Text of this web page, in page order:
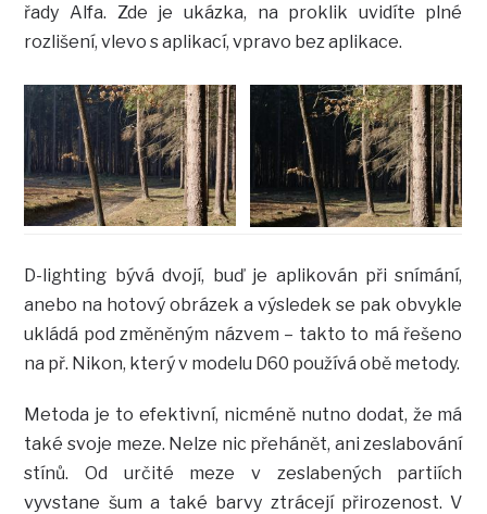
řady Alfa. Zde je ukázka, na proklik uvidíte plné
rozlišení, vlevo s aplikací, vpravo bez aplikace.
D-lighting bývá dvojí, buď je aplikován při snímání,
anebo na hotový obrázek a výsledek se pak obvykle
ukládá pod změněným názvem – takto to má řešeno
na př. Nikon, který v modelu D60 používá obě metody.
Metoda je to efektivní, nicméně nutno dodat, že má
také svoje meze. Nelze nic přehánět, ani zeslabování
stínů. Od určité meze v zeslabených partiích
vyvstane šum a také barvy ztrácejí přirozenost. V